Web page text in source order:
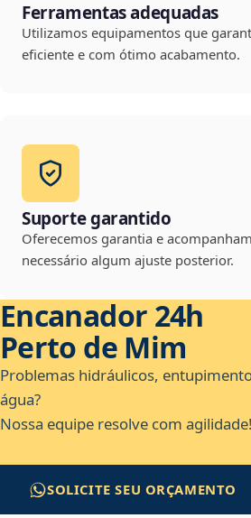
Ferramentas adequadas
Utilizamos equipamentos que
eficiente e com ótimo acabamento.
Suporte garantido
Oferecemos garantia e
necessário algum ajuste posterior.
Encanador 24h
Perto de Mim
Problemas hidráulicos,
água?
Nossa equipe resolve com agilidade!
SOLICITE SEU ORÇAMENTO